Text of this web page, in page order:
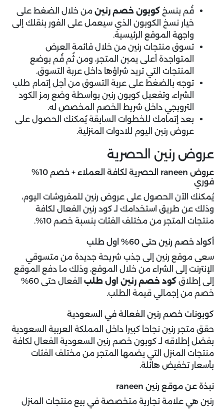
قُم بنسخ كوبون خصم رنين من خلال الضغط على
خيار نسخ الكوبون الذي سيعمل على الفور بنقلك إلى
واجهة الموقع الرئيسية.
تسوق منتجات رنين من خلال قائمة العرض
المتواجدة أعلى يمين المتجر، ومن ثُم قُم بوضع
المنتجات التي تريد شراؤها داخل عربة التسوق.
توجه بالضغط على عربة التسوق من أجل إتمام طلب
الشراء، وتفعيل كوبون رنين بواسطة وضع رمز الكود
الترويجي داخل شريط الخصم المخصص له.
بعد إتمامك للخطوات السابقة يُمكنك الحصول على
عروض رنين اليوم للادوات المنزلية.
عروض رنين الحصرية
عروض raneen الحصرية لكافة العملاء + خصم 10%
فوري
يُمكنك الآن الحصول على عروض رنين للمفروشات اليوم،
وذلك عن طريق استخدامك لـ كود رنين الفعال لكافة
منتجات المتجر من مختلف الفئات بنسبة خصم 10%.
أكواد خصم رنين حتى 60% اول طلب
سعى موقع رنين إلى جذب شريحة جديدة من متسوقي
الإنترنت إلى الشراء من خلال الموقع، وذلك ما دفع الموقع
إلى إطلاق كود خصم رنين اول طلب
الفعال حتى 60%
خصم من إجمالي قيمة الطلب.
كوبونات خصم رنين الفعالة في السعودية
حقق متجر رنين نجاحاً كبيراً داخل المملكة العربية السعودية
بفضل إطلاقه لـ كوبون خصم رنين السعودية الفعال لكافة
منتجات المنزل التي يضمها المتجر من مختلف الفئات
بأسعار تخفيض هائلة.
نبذة عن موقع رنين raneen
رنين هي علامة تجارية متخصصة في بيع منتجات المنزل